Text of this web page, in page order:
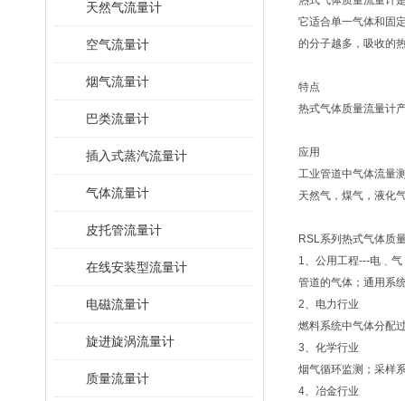
天然气流量计
空气流量计
烟气流量计
巴类流量计
插入式蒸汽流量计
气体流量计
皮托管流量计
在线安装型流量计
电磁流量计
旋进旋涡流量计
质量流量计
它适合单一气体和固
的分子越多，吸收的
特点
热式气体质量流量计
应用
工业管道中气体流量
天然气，煤气，液化
RSL系列热式气体质
1、公用工程---电﹑
管道的气体；通用系
2、电力行业
燃料系统中气体分配
3、化学行业
烟气循环监测；采样
4、冶金行业